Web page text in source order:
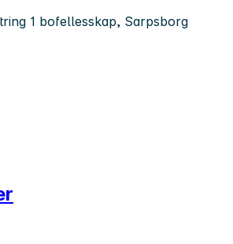
1 bofellesskap, Sarpsborg